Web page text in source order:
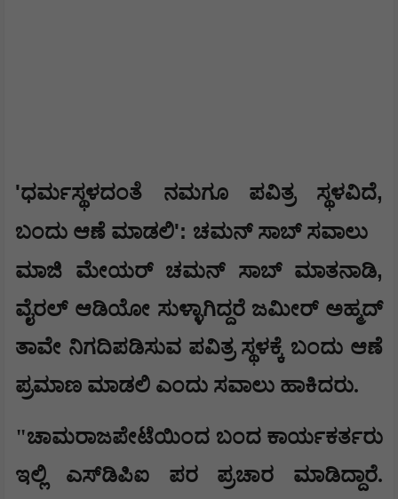
'ಧರ್ಮಸ್ಥಳದಂತೆ ನಮಗೂ ಪವಿತ್ರ ಸ್ಥಳವಿದೆ,
ಬಂದು ಆಣೆ ಮಾಡಲಿ': ಚಮನ್ ಸಾಬ್ ಸವಾಲು
ಮಾಜಿ ಮೇಯರ್ ಚಮನ್ ಸಾಬ್ ಮಾತನಾಡಿ,
ವೈರಲ್ ಆಡಿಯೋ ಸುಳ್ಳಾಗಿದ್ದರೆ ಜಮೀರ್ ಅಹ್ಮದ್
ತಾವೇ ನಿಗದಿಪಡಿಸುವ ಪವಿತ್ರ ಸ್ಥಳಕ್ಕೆ ಬಂದು ಆಣೆ
ಪ್ರಮಾಣ ಮಾಡಲಿ ಎಂದು ಸವಾಲು ಹಾಕಿದರು.
"ಚಾಮರಾಜಪೇಟೆಯಿಂದ ಬಂದ ಕಾರ್ಯಕರ್ತರು
ಇಲ್ಲಿ ಎಸ್‌ಡಿಪಿಐ ಪರ ಪ್ರಚಾರ ಮಾಡಿದ್ದಾರೆ.